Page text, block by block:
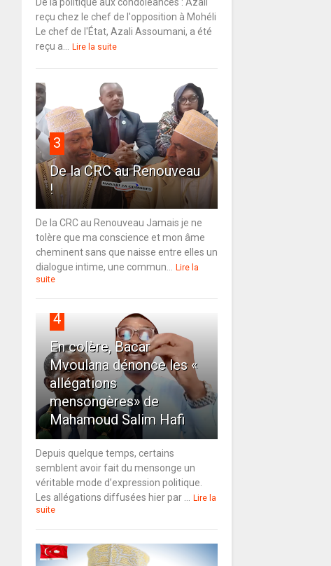
reçu chez le chef de l'opposition à Mohéli
Le chef de l'État, Azali Assoumani, a été
reçu a...
Lire la suite
3
De la CRC au Renouveau
!
De la CRC au Renouveau Jamais je ne
tolère que ma conscience et mon âme
cheminent sans que naisse entre elles un
dialogue intime, une commun...
Lire la
suite
4
En colère, Bacar
Mvoulana dénonce les «
allégations
mensongères» de
Mahamoud Salim Hafi
Depuis quelque temps, certains
semblent avoir fait du mensonge un
véritable mode d’expression politique.
Les allégations diffusées hier par ...
Lire la
suite